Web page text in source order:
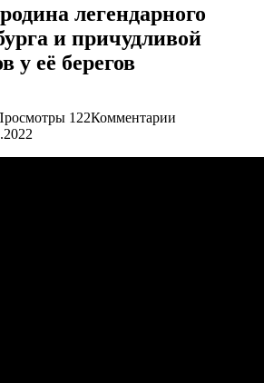
легендарного
и причудливой
у её берегов
122Комментарии